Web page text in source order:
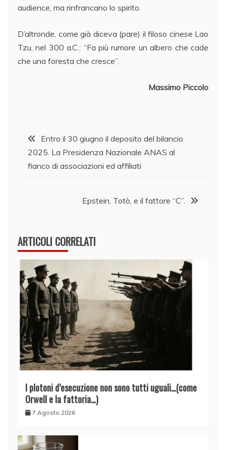
audience, ma rinfrancano lo spirito.
D’altronde, come già diceva (pare) il filoso cinese Lao
Tzu, nel 300 a.C.: “Fa più rumore un albero che cade
che una foresta che cresce”.
Massimo Piccolo
Navigazione
articoli
Entro il 30 giugno il deposito del bilancio
2025. La Presidenza Nazionale ANAS al
fianco di associazioni ed affiliati
Epstein, Totò, e il fattore “C”.
ARTICOLI CORRELATI
I plotoni d’esecuzione non sono tutti uguali…(come
Orwell e la fattoria…)
7 Agosto 2026